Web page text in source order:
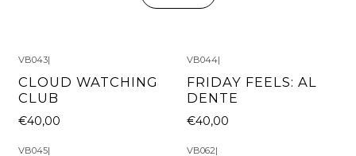
VB043|
CLOUD WATCHING
CLUB
€40,00
VB044|
FRIDAY FEELS: AL
DENTE
€40,00
VB045| VB062|